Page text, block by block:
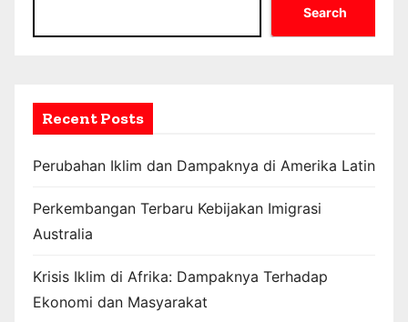
Search
Recent Posts
Perubahan Iklim dan Dampaknya di Amerika Latin
Perkembangan Terbaru Kebijakan Imigrasi
Australia
Krisis Iklim di Afrika: Dampaknya Terhadap
Ekonomi dan Masyarakat